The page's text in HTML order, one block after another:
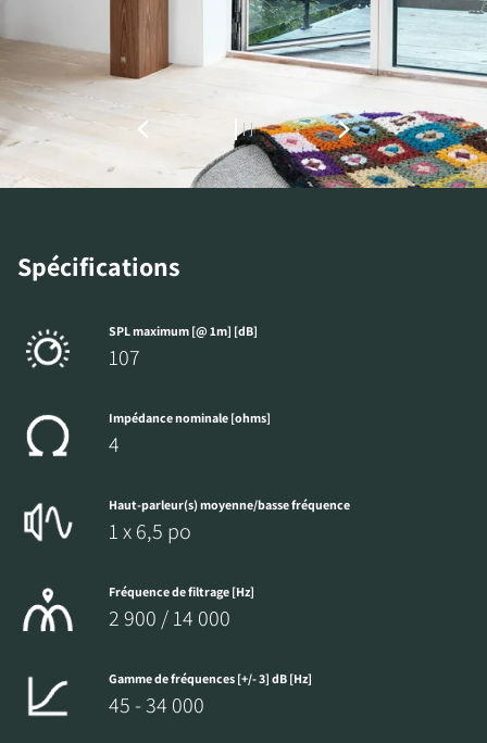
Spécifications
SPL maximum [@ 1m] [dB]
107
Impédance nominale [ohms]
4
Haut-parleur(s) moyenne/basse fréquence
1 x 6,5 po
Fréquence de filtrage [Hz]
2 900 / 14 000
Gamme de fréquences [+/- 3] dB [Hz]
45 - 34 000
ACCÉDER AUX
TÉLÉCHARGEMENTS
Remplissez ce formulaire pour accéder
directement à tous les fichiers en
téléchargement verrouillés de notre site Web.